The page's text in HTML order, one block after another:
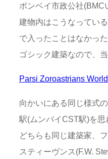
ボンベイ市政公社
建物内はこうなってい
で入ったことはなかっ
ゴシック建築なので、
Parsi Zoroastrians
向かいにある同じ様式
駅(ムンバイCST駅)を
どちらも同じ建築家、
スティーヴンス(F.W.